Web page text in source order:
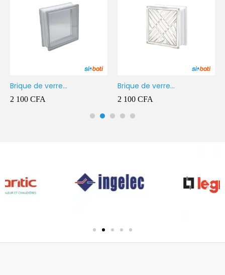
Brique de verre
190X190X80MM Transparent
2 100 CFA
Brique de verre
190X190X80MM CROSS
2 100 CFA